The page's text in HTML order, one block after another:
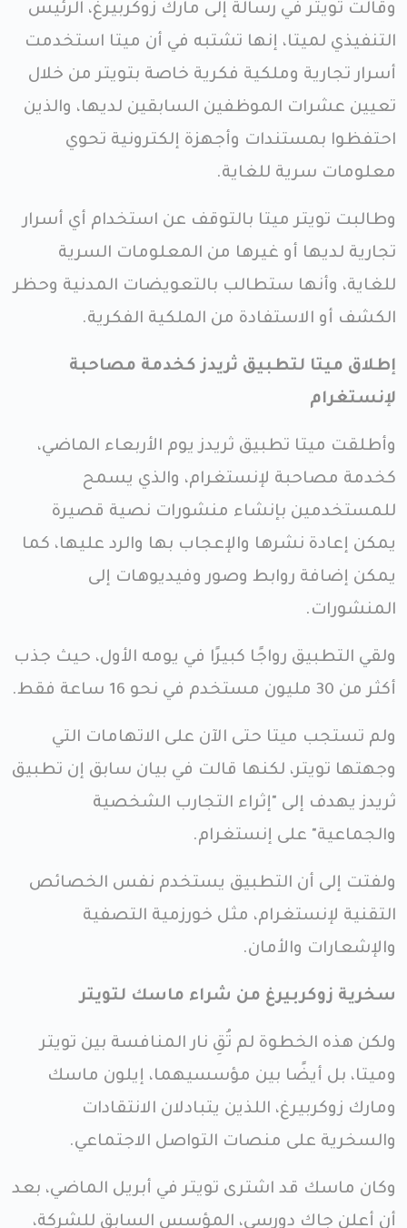
وقالت تويتر في رسالة إلى مارك زوكربيرغ، الرئيس
التنفيذي لميتا، إنها تشتبه في أن ميتا استخدمت
أسرار تجارية وملكية فكرية خاصة بتويتر من خلال
تعيين عشرات الموظفين السابقين لديها، والذين
احتفظوا بمستندات وأجهزة إلكترونية تحوي
معلومات سرية للغاية.
وطالبت تويتر ميتا بالتوقف عن استخدام أي أسرار
تجارية لديها أو غيرها من المعلومات السرية
للغاية، وأنها ستطالب بالتعويضات المدنية وحظر
الكشف أو الاستفادة من الملكية الفكرية.
إطلاق ميتا لتطبيق ثريدز كخدمة مصاحبة
لإنستغرام
وأطلقت ميتا تطبيق ثريدز يوم الأربعاء الماضي،
كخدمة مصاحبة لإنستغرام، والذي يسمح
للمستخدمين بإنشاء منشورات نصية قصيرة
يمكن إعادة نشرها والإعجاب بها والرد عليها، كما
يمكن إضافة روابط وصور وفيديوهات إلى
المنشورات.
ولقي التطبيق رواجًا كبيرًا في يومه الأول، حيث جذب
أكثر من 30 مليون مستخدم في نحو 16 ساعة فقط.
ولم تستجب ميتا حتى الآن على الاتهامات التي
وجهتها تويتر، لكنها قالت في بيان سابق إن تطبيق
ثريدز يهدف إلى "إثراء التجارب الشخصية
والجماعية" على إنستغرام.
ولفتت إلى أن التطبيق يستخدم نفس الخصائص
التقنية لإنستغرام، مثل خورزمية التصفية
والإشعارات والأمان.
سخرية زوكربيرغ من شراء ماسك لتويتر
ولكن هذه الخطوة لم تُقِ نار المنافسة بين تويتر
وميتا، بل أيضًا بين مؤسسيهما، إيلون ماسك
ومارك زوكربيرغ، اللذين يتبادلان الانتقادات
والسخرية على منصات التواصل الاجتماعي.
وكان ماسك قد اشترى تويتر في أبريل الماضي، بعد
أن أعلن جاك دورسي، المؤسس السابق للشركة،